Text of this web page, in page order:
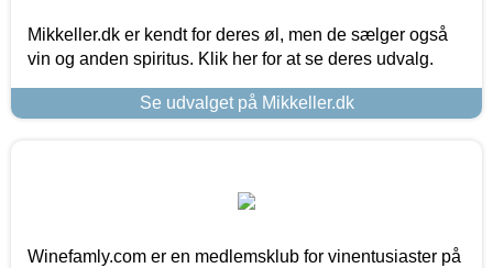
Mikkeller.dk er kendt for deres øl, men de sælger også
vin og anden spiritus. Klik her for at se deres udvalg.
Se udvalget på Mikkeller.dk
Winefamly.com er en medlemsklub for vinentusiaster på